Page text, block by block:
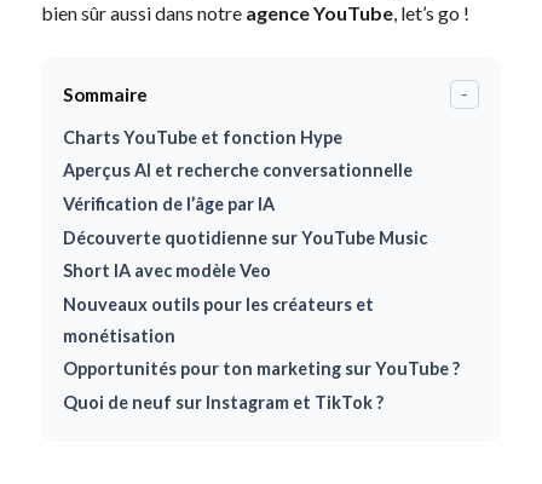
bien sûr aussi dans notre agence YouTube, let’s go !
Sommaire -
Charts YouTube et fonction Hype
Aperçus AI et recherche conversationnelle
Vérification de l’âge par IA
Découverte quotidienne sur YouTube Music
Short IA avec modèle Veo
Nouveaux outils pour les créateurs et
monétisation
Opportunités pour ton marketing sur YouTube ?
Quoi de neuf sur Instagram et TikTok ?